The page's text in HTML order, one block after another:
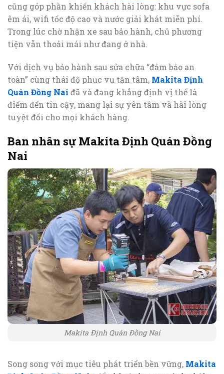
cũng góp phần khiến khách hài lòng: khu vực sofa
êm ái, wifi tốc độ cao và nước giải khát miễn phí.
Trong lúc chờ nhận xe sau bảo hành, chủ phương
tiện vẫn thoải mái như đang ở nhà.
Với dịch vụ bảo hành sau sửa chữa “đảm bảo an
toàn” cùng thái độ phục vụ tận tâm, Makita Định
Quán Đồng Nai đã và đang khẳng định vị thế là
điểm đến tin cậy, mang lại sự yên tâm và hài lòng
tuyệt đối cho mọi khách hàng.
Ban nhân sự Makita Định Quán Đồng
Nai
Makita Định Quán Đồng Nai
Song song với mục tiêu phát triển bền vững, Makita